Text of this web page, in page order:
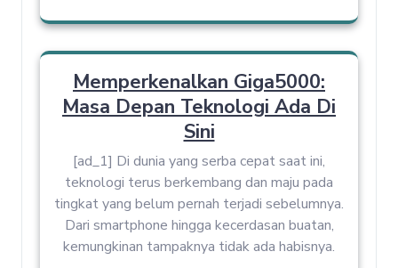
Memperkenalkan Giga5000:
Masa Depan Teknologi Ada Di
Sini
[ad_1] Di dunia yang serba cepat saat ini,
teknologi terus berkembang dan maju pada
tingkat yang belum pernah terjadi sebelumnya.
Dari smartphone hingga kecerdasan buatan,
kemungkinan tampaknya tidak ada habisnya.